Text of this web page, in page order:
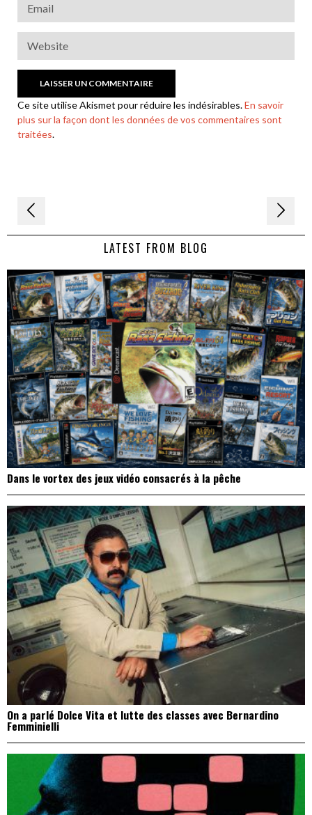
Ce site utilise Akismet pour réduire les indésirables.En savoir
plus sur la façon dont les données de vos commentaires sont
traitées.
Navigation
de LATEST FROM BLOG
Dans le vortex des jeux vidéo consacrés à la pêche
On a parlé Dolce Vita et lutte des classes avec Bernardino
Femminielli